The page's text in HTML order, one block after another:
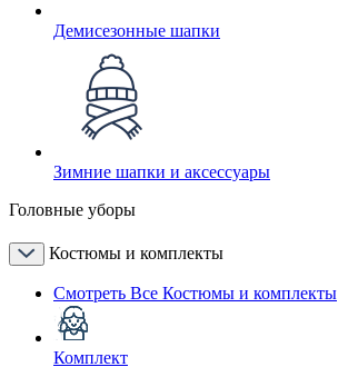
Демисезонные шапки
Зимние шапки и аксессуары
Головные уборы
Костюмы и комплекты
Смотреть Все Костюмы и комплекты
Комплект